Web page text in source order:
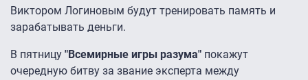
Виктором Логиновым будут тренировать память и
зарабатывать деньги.
В пятницу "Всемирные игры разума" покажут
очередную битву за звание эксперта между